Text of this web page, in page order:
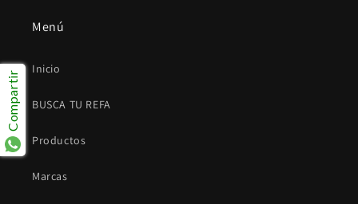
Menú
Inicio
BUSCA TU REFA
Productos
Marcas
Compartir